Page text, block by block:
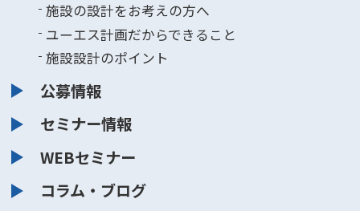
施設の設計をお考えの方へ
ユーエス計画だからできること
施設設計のポイント
公募情報
セミナー情報
WEBセミナー
コラム・ブログ